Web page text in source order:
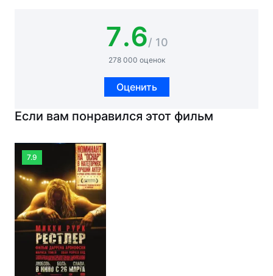
7.6/ 10
278 000 оценок
Оценить
Если вам понравился этот фильм
7.9